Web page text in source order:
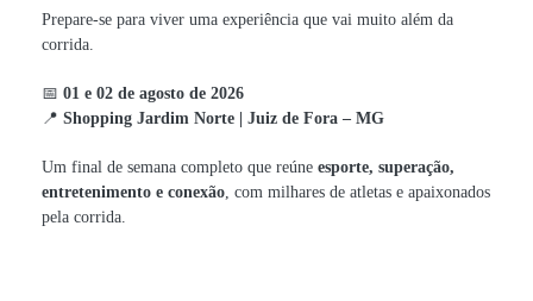
Prepare-se para viver uma experiência que vai muito além da
corrida.
📅 01 e 02 de agosto de 2026
📍 Shopping Jardim Norte | Juiz de Fora – MG
Um final de semana completo que reúne esporte, superação,
entretenimento e conexão, com milhares de atletas e apaixonados
pela corrida.